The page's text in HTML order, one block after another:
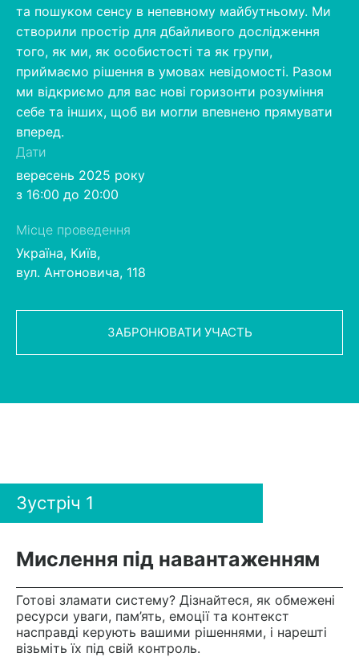
та пошуком сенсу в непевному майбутньому. Ми
створили простір для дбайливого дослідження
того, як ми, як особистості та як групи,
приймаємо рішення в умовах невідомості. Разом
ми відкриємо для вас нові горизонти розуміння
себе та інших, щоб ви могли впевнено прямувати
вперед.
Дати
вересень 2025 року
з 16:00 до 20:00
Місце проведення
Україна, Київ,
вул. Антоновича, 118
ЗАБРОНЮВАТИ УЧАСТЬ
Зустріч 1
Мислення під навантаженням
Готові зламати систему? Дізнайтеся, як обмежені
ресурси уваги, пам’ять, емоції та контекст
насправді керують вашими рішеннями, і нарешті
візьміть їх під свій контроль.